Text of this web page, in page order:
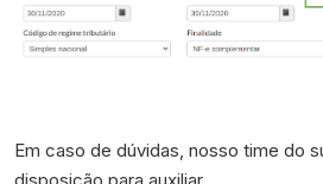
Em caso de dúvidas, nosso time do